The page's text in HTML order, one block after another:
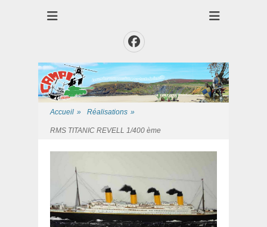
Club CAMPI
Facebook
Accueil » Réalisations »
RMS TITANIC REVELL 1/400 ème